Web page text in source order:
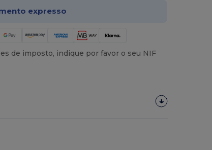
expresso
de imposto, indique por favor o seu NIF